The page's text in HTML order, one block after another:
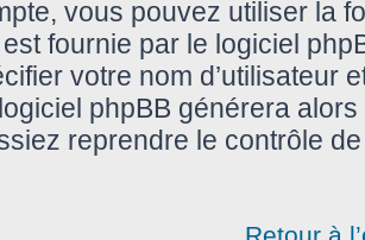
vous pouvez utiliser la
fournie par le logiciel
votre nom d’utilisateur
phpBB générera
reprendre le contrôle